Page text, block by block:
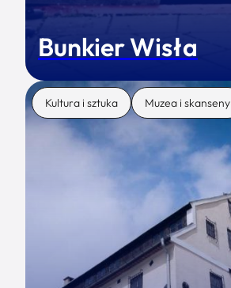
Bunkier Wisła
Kultura i sztuka Muzea i skanseny